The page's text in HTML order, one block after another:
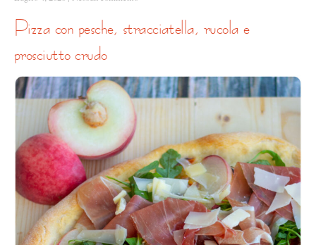
pizza con pesche, stracciatella, rucola e
prosciutto crudo